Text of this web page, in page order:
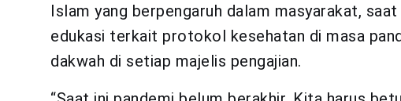
Islam yang berpengaruh dalam masyarakat,
edukasi terkait protokol kesehatan di masa
dakwah di setiap majelis pengajian.